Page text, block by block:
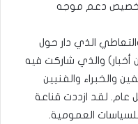
دعم موجه
الذي دار حول
والذي شاركت فيه
والخبراء والفنيين
عام. لقد ازددت قناعة
العمومية.